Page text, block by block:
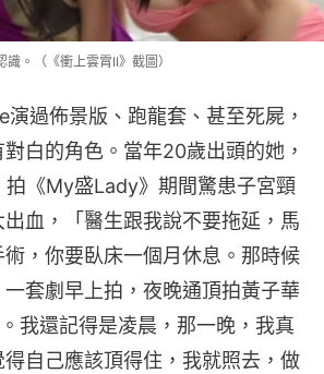
。（《衝上雲霄II》截圖）
過佈景版、跑龍套、甚至死屍，
白的角色。當年20歲出頭的她，
拍《My盛Lady》期間驚患子宮頸
血，「醫生跟我說不要拖延，馬
術，你要臥床一個月休息。那時候
套劇早上拍，夜晚通頂拍黃子華
我還記得是凌晨，那一晚，我真
自己應該頂得住，我就照去，做